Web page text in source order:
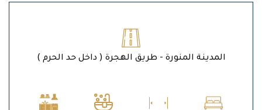
المدينة المنورة - طريق الهجرة ( داخل حد الحرم )